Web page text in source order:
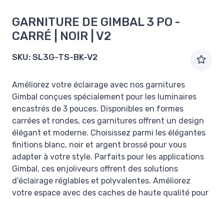
GARNITURE DE GIMBAL 3 PO -
CARRÉ | NOIR | V2
SKU: SL3G-TS-BK-V2
Améliorez votre éclairage avec nos garnitures
Gimbal conçues spécialement pour les luminaires
encastrés de 3 pouces. Disponibles en formes
carrées et rondes, ces garnitures offrent un design
élégant et moderne. Choisissez parmi les élégantes
finitions blanc, noir et argent brossé pour vous
adapter à votre style. Parfaits pour les applications
Gimbal, ces enjoliveurs offrent des solutions
d'éclairage réglables et polyvalentes. Améliorez
votre espace avec des caches de haute qualité pour